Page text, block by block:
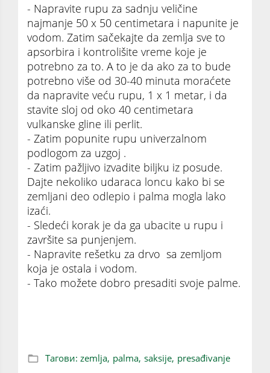
- Napravite rupu za sadnju veličine
najmanje 50 x 50 centimetara i napunite je
vodom. Zatim sačekajte da zemlja sve to
apsorbira i kontrolišite vreme koje je
potrebno za to. A to je da ako za to bude
potrebno više od 30-40 minuta moraćete
da napravite veću rupu, 1 x 1 metar, i da
stavite sloj od oko 40 centimetara
vulkanske gline ili perlit.
- Zatim popunite rupu univerzalnom
podlogom za uzgoj .
- Zatim pažljivo izvadite biljku iz posude.
Dajte nekoliko udaraca loncu kako bi se
zemljani deo odlepio i palma mogla lako
izaći.
- Sledeći korak je da ga ubacite u rupu i
završite sa punjenjem.
- Napravite rešetku za drvo sa zemljom
koja je ostala i vodom.
- Tako možete dobro presaditi svoje palme.
Тагови: zemlja, palma, saksije, presađivanje